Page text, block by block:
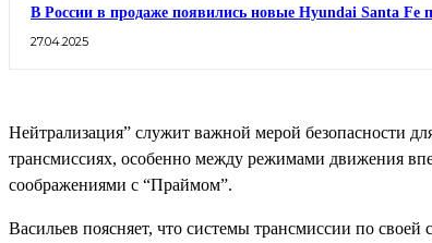
В России в продаже появились новые Hyundai Santa Fe
27.04.2025
Нейтрализация” служит важной мерой безопасности
трансмиссиях, особенно между режимами движения
соображениями с “Праймом”.
Васильев поясняет, что системы трансмиссии по